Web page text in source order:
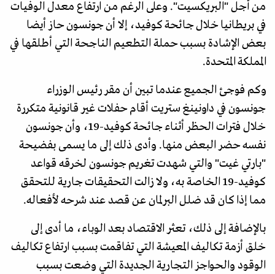
من أجل "البريكسيت". وعلى الرغم من ارتفاع معدل الوفيات
في بريطانيا خلال جائحة كوفيد، إلا أن جونسون حاز أيضا
بعض الإشادة بسبب حملة التطعيم الناجحة التي أطلقها في
المملكة المتحدة.
وكم فوجئ الجميع عندما تبين أن مقر رئيس الوزراء
جونسون في داونينغ ستريت أقام حفلات غير قانونية متكررة
خلال فترات الحظر أثناء جائحة كوفيد-19، وأن جونسون
نفسه حضر البعض منها. وأدى ذلك إلى ما يسمى بفضيحة
"بارتي غيت" والتي شهدت تغريم جونسون لخرقه قواعد
كوفيد-19 الخاصة به، ولا زالت التحقيقات جارية للتحقق
مما إذا كان قد ضلل البرلمان عن قصد عند شرحه لأفعاله.
بالإضافة إلى ذلك، تعثر الاقتصاد بعد الوباء، ما أدى إلى
خلق أزمة تكاليف المعيشة التي تفاقمت بسبب ارتفاع تكاليف
الوقود والحواجز التجارية الجديدة التي وضعت بسبب